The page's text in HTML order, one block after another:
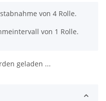
von 4 Rolle.
von 1 Rolle.
geladen ...